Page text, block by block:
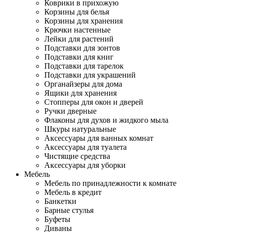
Коврики в прихожую
Корзины для белья
Корзины для хранения
Крючки настенные
Лейки для растений
Подставки для зонтов
Подставки для книг
Подставки для тарелок
Подставки для украшений
Органайзеры для дома
Ящики для хранения
Стопперы для окон и дверей
Ручки дверные
Флаконы для духов и жидкого мыла
Шкуры натуральные
Аксессуары для ванных комнат
Аксессуары для туалета
Чистящие средства
Аксессуары для уборки
Мебель
Мебель по принадлежности к комнате
Мебель в кредит
Банкетки
Барные стулья
Буфеты
Диваны